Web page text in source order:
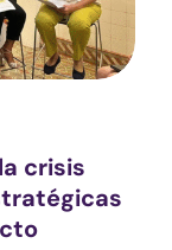
crisis